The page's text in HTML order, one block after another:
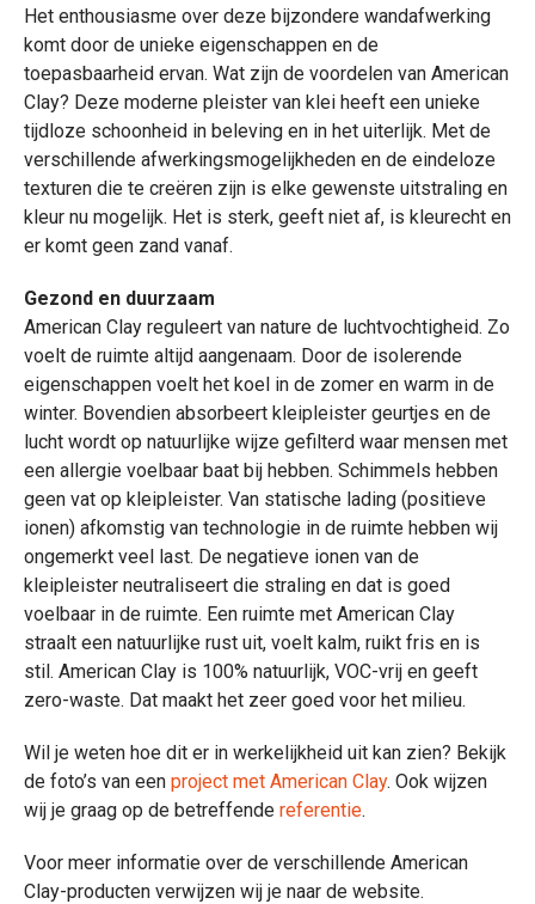
Het enthousiasme over deze bijzondere wandafwerking
komt door de unieke eigenschappen en de
toepasbaarheid ervan. Wat zijn de voordelen van American
Clay? Deze moderne pleister van klei heeft een unieke
tijdloze schoonheid in beleving en in het uiterlijk. Met de
verschillende afwerkingsmogelijkheden en de eindeloze
texturen die te creëren zijn is elke gewenste uitstraling en
kleur nu mogelijk. Het is sterk, geeft niet af, is kleurecht en
er komt geen zand vanaf.
Gezond en duurzaam
American Clay reguleert van nature de luchtvochtigheid. Zo
voelt de ruimte altijd aangenaam. Door de isolerende
eigenschappen voelt het koel in de zomer en warm in de
winter. Bovendien absorbeert kleipleister geurtjes en de
lucht wordt op natuurlijke wijze gefilterd waar mensen met
een allergie voelbaar baat bij hebben. Schimmels hebben
geen vat op kleipleister. Van statische lading (positieve
ionen) afkomstig van technologie in de ruimte hebben wij
ongemerkt veel last. De negatieve ionen van de
kleipleister neutraliseert die straling en dat is goed
voelbaar in de ruimte. Een ruimte met American Clay
straalt een natuurlijke rust uit, voelt kalm, ruikt fris en is
stil. American Clay is 100% natuurlijk, VOC-vrij en geeft
zero-waste. Dat maakt het zeer goed voor het milieu.
Wil je weten hoe dit er in werkelijkheid uit kan zien? Bekijk
de foto’s van een project met American Clay. Ook wijzen
wij je graag op de betreffende referentie.
Voor meer informatie over de verschillende American
Clay-producten verwijzen wij je naar de website.